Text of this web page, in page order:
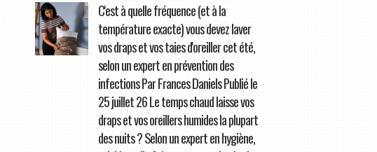
C'est à quelle fréquence (et à la
température exacte) vous devez laver
vos draps et vos taies d'oreiller cet été,
selon un expert en prévention des
infections Par Frances Daniels Publié le
25 juillet 26 Le temps chaud laisse vos
draps et vos oreillers humides la plupart
des nuits ? Selon un expert en hygiène,